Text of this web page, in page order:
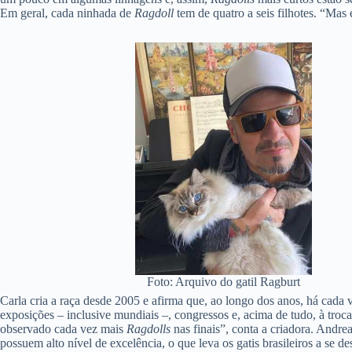
Em geral, cada ninhada de Ragdoll tem de quatro a seis filhotes.
Foto: Arquivo do gatil Ragburt
Carla cria a raça desde 2005 e afirma que, ao longo dos anos, há cada
exposições – inclusive mundiais –, congressos e, acima de tudo, à
observado cada vez mais Ragdolls nas finais”, conta a criadora.
possuem alto nível de excelência, o que leva os gatis brasileiros a se